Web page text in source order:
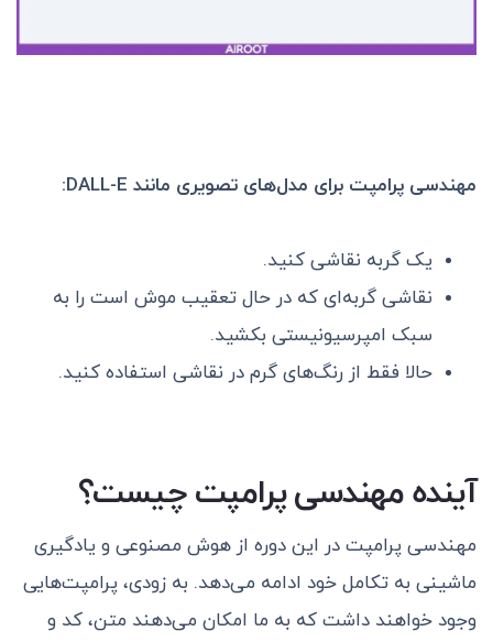
مهندسی پرامپت برای مدل‌های تصویری مانند DALL-E
:
یک گربه نقاشی کنید.
نقاشی گربه‌ای که در حال تعقیب موش است را به
سبک امپرسیونیستی بکشید.
حالا فقط از رنگ‌های گرم در نقاشی استفاده کنید.
آینده مهندسی پرامپت چیست؟
مهندسی پرامپت در این دوره از هوش مصنوعی و یادگیری
ماشینی به تکامل خود ادامه می‌دهد. به زودی، پرامپت‌هایی
وجود خواهند داشت که به ما امکان می‌دهند متن، کد و